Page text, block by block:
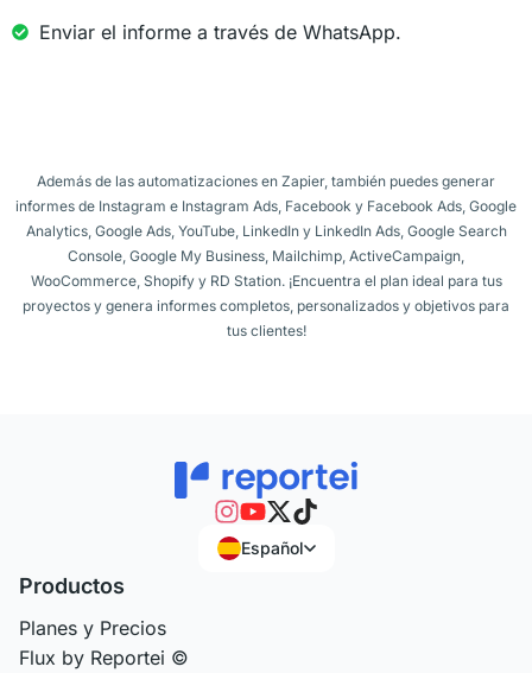
Enviar el informe a través de WhatsApp.
Además de las automatizaciones en Zapier, también puedes generar
informes de Instagram e Instagram Ads, Facebook y Facebook Ads, Google
Analytics, Google Ads, YouTube, LinkedIn y LinkedIn Ads, Google Search
Console, Google My Business, Mailchimp, ActiveCampaign,
WooCommerce, Shopify y RD Station. ¡Encuentra el plan ideal para tus
proyectos y genera informes completos, personalizados y objetivos para
tus clientes!
Español
Productos
Planes y Precios
Flux by Reportei ©